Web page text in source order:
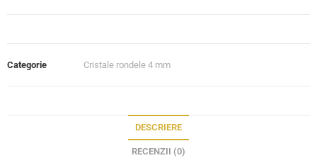
Categorie Cristale rondele 4 mm
DESCRIERE
RECENZII (0)